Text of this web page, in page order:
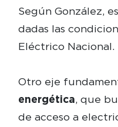
Según González,
dadas las
Eléctrico Nacional.
Otro eje
energética, que
de acceso a